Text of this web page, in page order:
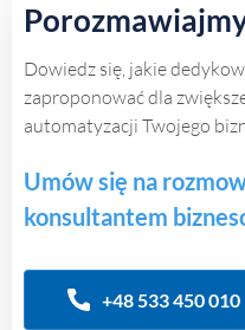
Dowiedz się, jakie
zaproponować dla
automatyzacji Twojego
Umów się na
konsultantem
+48 533 450 010